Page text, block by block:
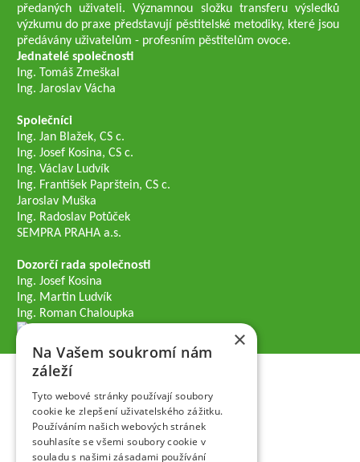
předaných uživateli. Významnou složku transferu výsledků
výzkumu do praxe představují pěstitelské metodiky, které jsou
předávány uživatelům - profesním pěstitelům ovoce.
Jednatelé společnosti
Ing. Tomáš Zmeškal
Ing. Jaroslav Vácha
Společníci
Ing. Jan Blažek, CS c.
Ing. Josef Kosina, CS c.
Ing. Václav Ludvík
Ing. František Paprštein, CS c.
Jaroslav Muška
Ing. Radoslav Potůček
SEMPRA PRAHA a.s.
Dozorčí rada společnosti
Ing. Josef Kosina
Ing. Martin Ludvík
Ing. Roman Chaloupka
×
Na Vašem soukromí nám
záleží
Tyto webové stránky používají soubory
cookie ke zlepšení uživatelského zážitku.
Používáním našich webových stránek
souhlasíte se všemi soubory cookie v
souladu s našimi zásadami používání